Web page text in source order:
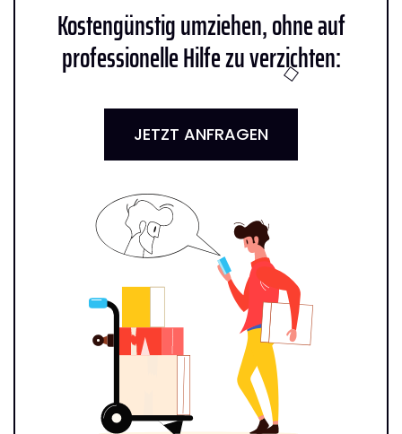
Kostengünstig umziehen, ohne auf
professionelle Hilfe zu verzichten:
JETZT ANFRAGEN